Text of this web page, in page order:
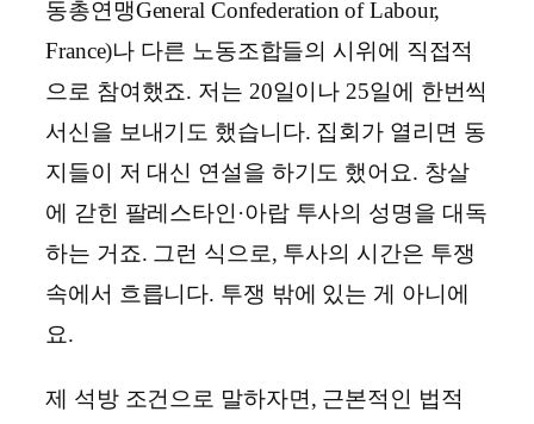
동총연맹General Confederation of Labour,
France)나 다른 노동조합들의 시위에 직접적
으로 참여했죠. 저는 20일이나 25일에 한번씩
서신을 보내기도 했습니다. 집회가 열리면 동
지들이 저 대신 연설을 하기도 했어요. 창살
에 갇힌 팔레스타인·아랍 투사의 성명을 대독
하는 거죠. 그런 식으로, 투사의 시간은 투쟁
속에서 흐릅니다. 투쟁 밖에 있는 게 아니에
요.
제 석방 조건으로 말하자면, 근본적인 법적